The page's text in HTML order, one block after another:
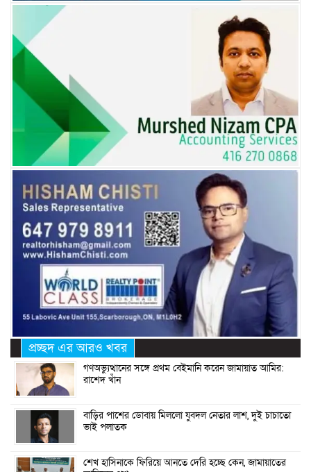
প্রচ্ছদ এর আরও খবর
গণঅভ্যুত্থানের সঙ্গে প্রথম বেইমানি করেন জামায়াত আমির:
রাশেদ খাঁন
বাড়ির পাশের ডোবায় মিললো যুবদল নেতার লাশ, দুই চাচাতো
ভাই পলাতক
শেখ হাসিনাকে ফিরিয়ে আনতে দেরি হচ্ছে কেন, জামায়াতের